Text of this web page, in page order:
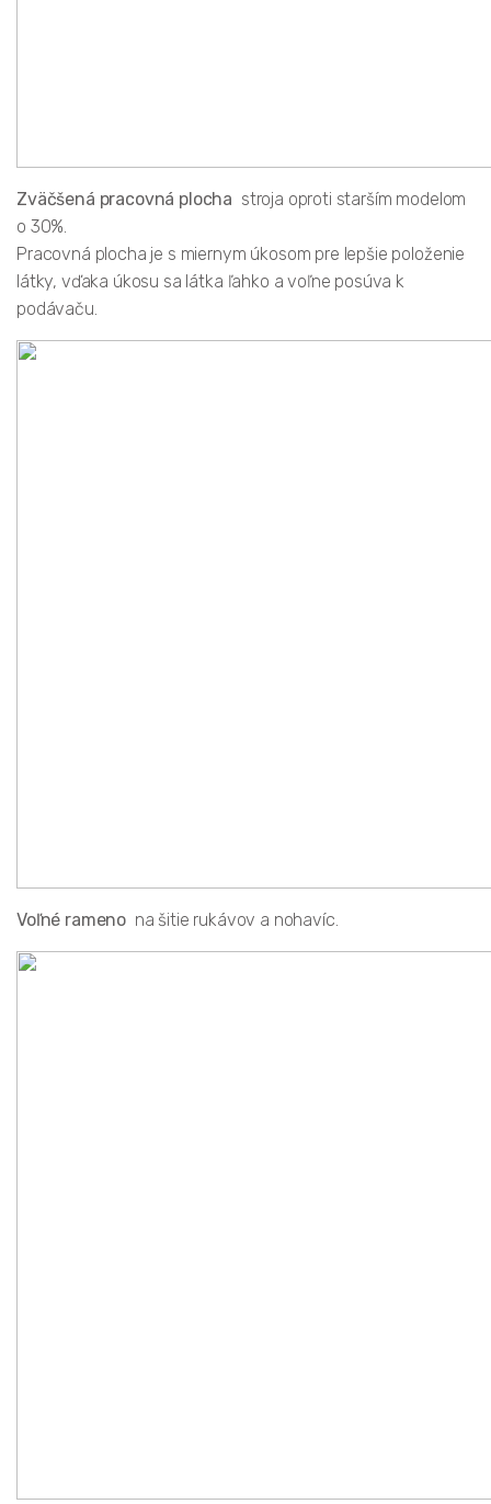
Zväčšená pracovná plocha stroja oproti starším modelom
o 30%.
Pracovná plocha je s miernym úkosom pre lepšie položenie
látky, vďaka úkosu sa látka ľahko a voľne posúva k
podávaču.
Voľné rameno na šitie rukávov a nohavíc.